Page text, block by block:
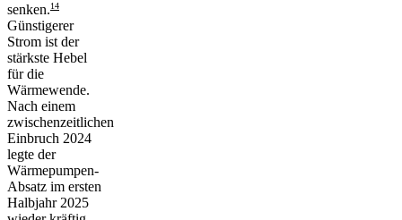
senken.14
Günstigerer
Strom ist der
stärkste Hebel
für die
Wärmewende.
Nach einem
zwischenzeitlichen
Einbruch 2024
legte der
Wärmepumpen-
Absatz im ersten
Halbjahr 2025